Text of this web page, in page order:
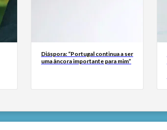
Diáspora: “Portugal continua a ser
uma âncora importante para mim”